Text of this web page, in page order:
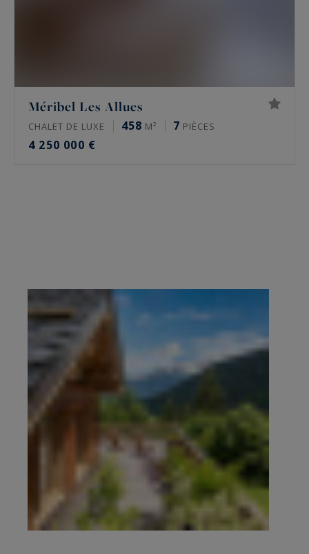
Méribel Les Allues
CHALET DE LUXE 458 M² 7 PIÈCES
4 250 000 €